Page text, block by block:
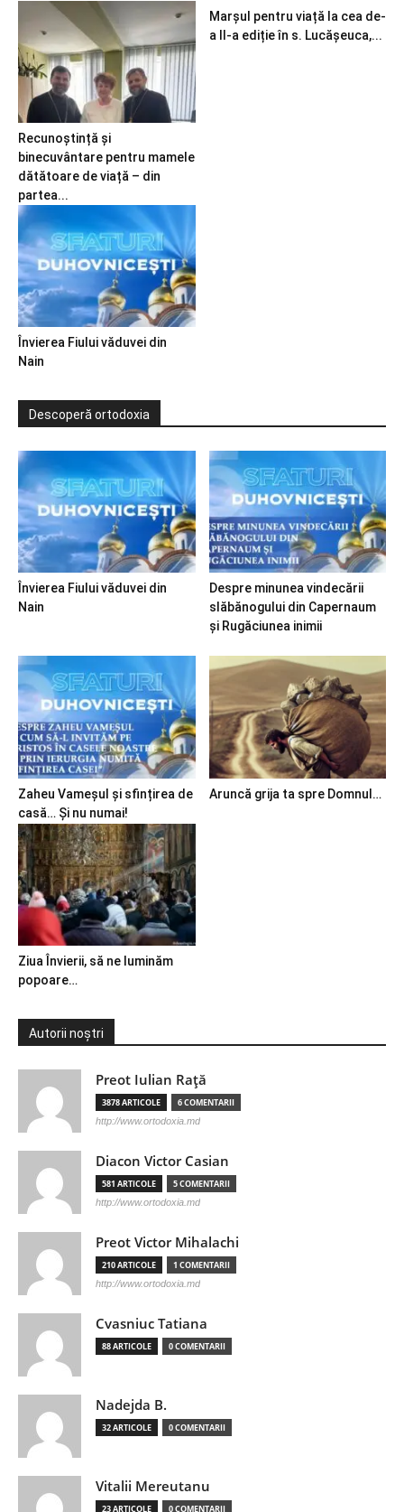
Recunoștință și
binecuvântare pentru mamele
dătătoare de viață – din
partea...
Marșul pentru viață la cea de-
a II-a ediție în s. Lucășeuca,...
Învierea Fiului văduvei din
Nain
Descoperă ortodoxia
Învierea Fiului văduvei din
Nain
Despre minunea vindecării
slăbănogului din Capernaum
și Rugăciunea inimii
Zaheu Vameșul și sfințirea de
casă… Și nu numai!
Aruncă grija ta spre Domnul…
Ziua Învierii, să ne luminăm
popoare…
Autorii noștri
Preot Iulian Raţă
3878 ARTICOLE 6 COMENTARII
http://www.ortodoxia.md
Diacon Victor Casian
581 ARTICOLE 5 COMENTARII
http://www.ortodoxia.md
Preot Victor Mihalachi
210 ARTICOLE 1 COMENTARII
http://www.ortodoxia.md
Cvasniuc Tatiana
88 ARTICOLE 0 COMENTARII
Nadejda B.
32 ARTICOLE 0 COMENTARII
Vitalii Mereutanu
23 ARTICOLE 0 COMENTARII